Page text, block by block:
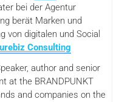
bei der Agentur
berät Marken und
von digitalen und Social
Consulting
author and senior
at the BRANDPUNKT
and companies on the